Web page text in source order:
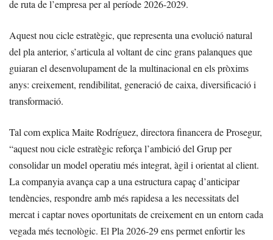
de ruta de l’empresa per al període 2026-2029.
Aquest nou cicle estratègic, que representa una evolució natural
del pla anterior, s’articula al voltant de cinc grans palanques que
guiaran el desenvolupament de la multinacional en els pròxims
anys: creixement, rendibilitat, generació de caixa, diversificació i
transformació.
Tal com explica Maite Rodríguez, directora financera de Prosegur,
“aquest nou cicle estratègic reforça l’ambició del Grup per
consolidar un model operatiu més integrat, àgil i orientat al client.
La companyia avança cap a una estructura capaç d’anticipar
tendències, respondre amb més rapidesa a les necessitats del
mercat i captar noves oportunitats de creixement en un entorn cada
vegada més tecnològic. El Pla 2026-29 ens permet enfortir les